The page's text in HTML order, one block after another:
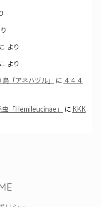
より
より
「アネハヅル」
に ４４４
「Hemileucinae」
に KKK